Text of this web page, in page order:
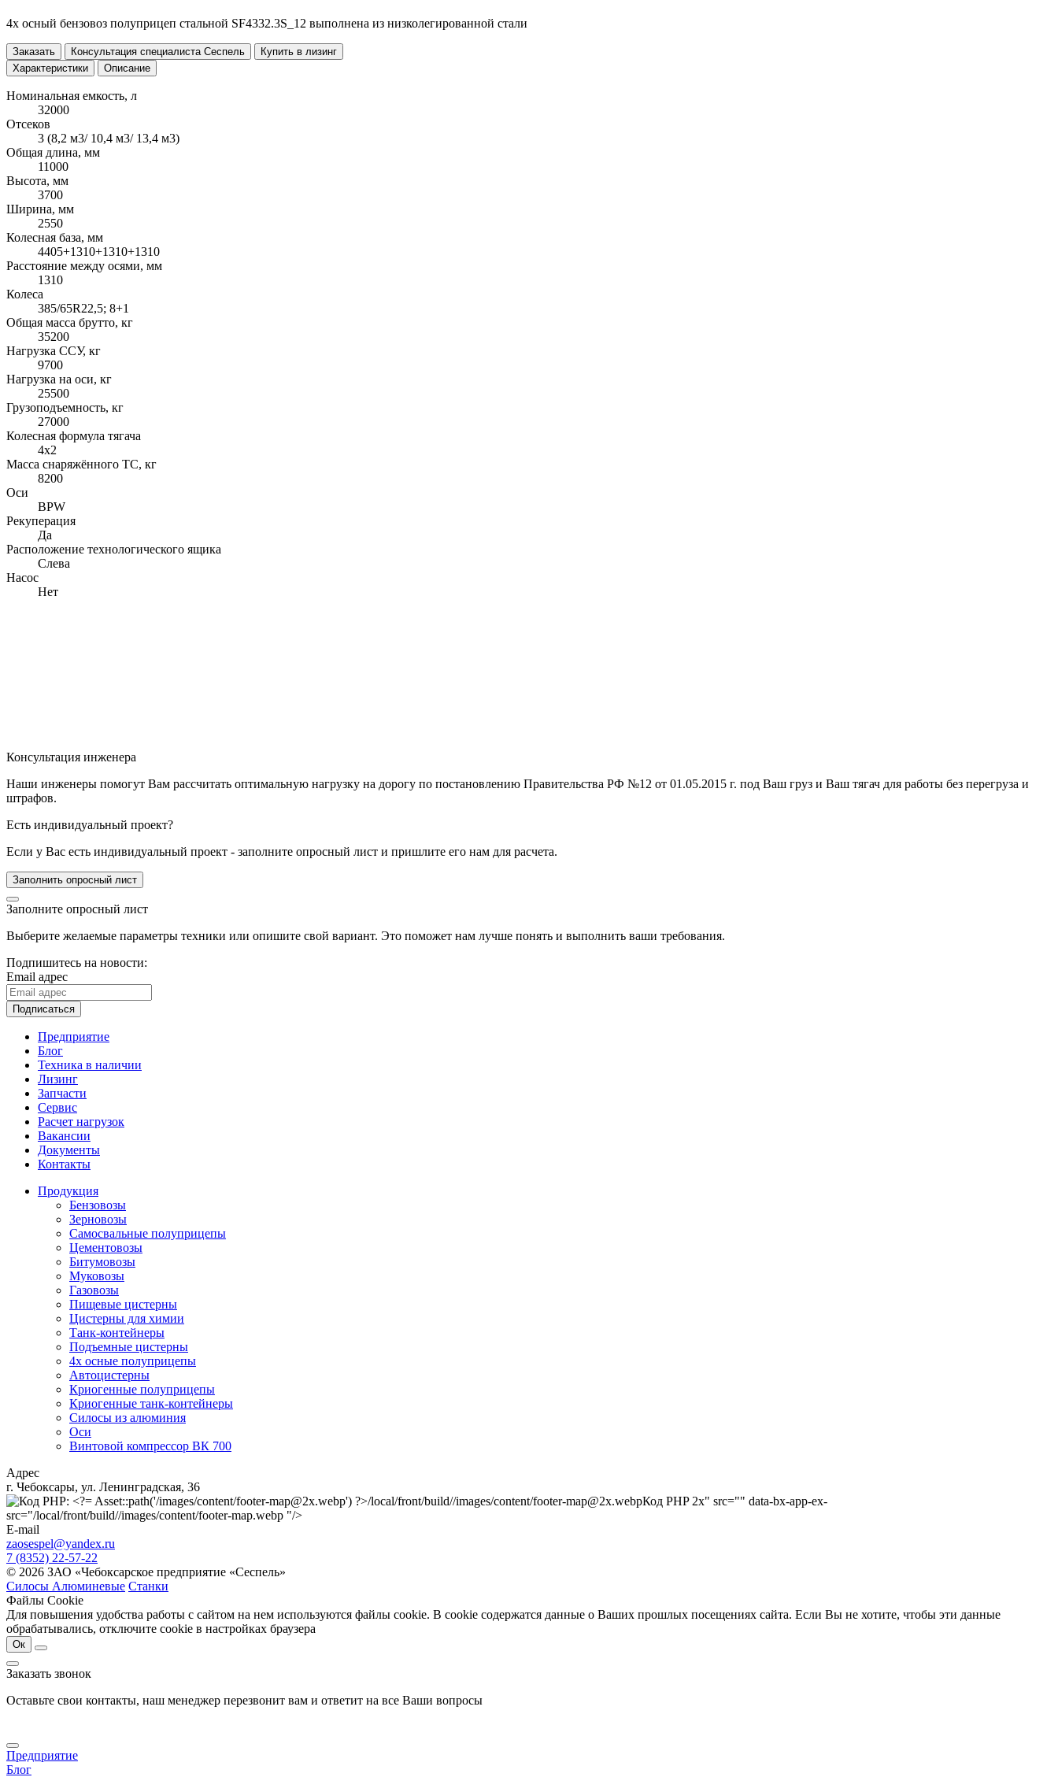
4х осный бензовоз полуприцеп стальной SF4332.3S_12 выполнена из низколегированной стали
Заказать Консультация специалиста Сеспель
Купить в лизинг
Характеристики
Описание
Номинальная емкость, л
32000
Отсеков
3 (8,2 м3/ 10,4 м3/ 13,4 м3)
Общая длина, мм
11000
Высота, мм
3700
Ширина, мм
2550
Колесная база, мм
4405+1310+1310+1310
Расстояние между осями, мм
1310
Колеса
385/65R22,5; 8+1
Общая масса брутто, кг
35200
Нагрузка ССУ, кг
9700
Нагрузка на оси, кг
25500
Грузоподъемность, кг
27000
Колесная формула тягача
4x2
Масса снаряжённого ТС, кг
8200
Оси
BPW
Рекуперация
Да
Расположение технологического ящика
Слева
Насос
Нет
Консультация инженера
Наши инженеры помогут Вам рассчитать оптимальную нагрузку на дорогу по постановлению Правительства РФ №12 от 01.05.2015 г. под Ваш груз и Ваш тягач для работы без перегруза и
штрафов.
Есть индивидуальный проект?
Если у Вас есть индивидуальный проект - заполните опросный лист и пришлите его нам для расчета.
Заполнить опросный лист
Заполните опросный лист
Выберите желаемые параметры техники или опишите свой вариант. Это поможет нам лучше понять и выполнить ваши требования.
Подпишитесь на новости:
Email адрес
Подписаться
Предприятие
Блог
Техника в наличии
Лизинг
Запчасти
Сервис
Расчет нагрузок
Вакансии
Документы
Контакты
Продукция
Бензовозы
Зерновозы
Самосвальные полуприцепы
Цементовозы
Битумовозы
Муковозы
Газовозы
Пищевые цистерны
Цистерны для химии
Танк-контейнеры
Подъемные цистерны
4х осные полуприцепы
Автоцистерны
Криогенные полуприцепы
Криогенные танк-контейнеры
Силосы из алюминия
Оси
Винтовой компрессор ВК 700
Адрес
г. Чебоксары, ул. Ленинградская, 36
/local/front/build//images/content/footer-map@2x.webpКод PHP2x" src="" data-bx-app-ex-
src="/local/front/build//images/content/footer-map.webp "/>
E-mail
zaosespel@yandex.ru
7 (8352) 22-57-22
© 2026 ЗАО «Чебоксарское предприятие «Сеспель»
Силосы Алюминевые Станки
Файлы Cookie
Для повышения удобства работы с сайтом на нем используются файлы cookie. В cookie содержатся данные о Ваших прошлых посещениях сайта. Если Вы не хотите, чтобы эти данные
обрабатывались, отключите cookie в настройках браузера
Ок
Заказать звонок
Оставьте свои контакты, наш менеджер перезвонит вам и ответит на все Ваши вопросы
Предприятие
Блог